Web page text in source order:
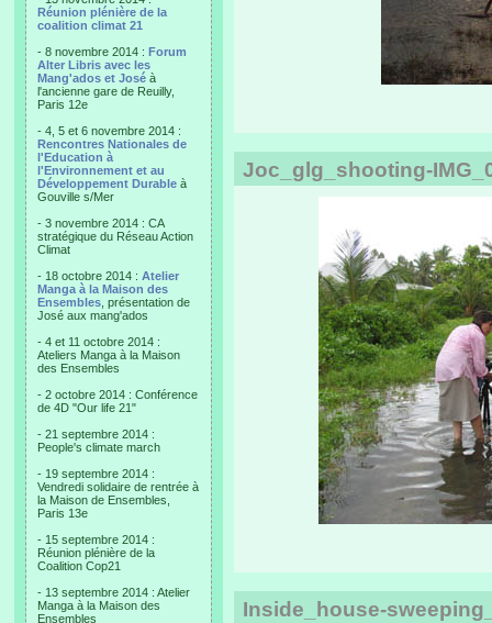
Réunion plénière de la
coalition climat 21
- 8 novembre 2014 : Forum
Alter Libris avec les
Mang'ados et José à
l'ancienne gare de Reuilly,
Paris 12e
- 4, 5 et 6 novembre 2014 :
Rencontres Nationales de
l'Education à
l'Environnement et au
Développement Durable à
Gouville s/Mer
- 3 novembre 2014 : CA
stratégique du Réseau Action
Climat
- 18 octobre 2014 : Atelier
Manga à la Maison des
Ensembles , présentation de
José aux mang'ados
- 4 et 11 octobre 2014 :
Ateliers Manga à la Maison
des Ensembles
- 2 octobre 2014 : Conférence
de 4D "Our life 21"
- 21 septembre 2014 :
People's climate march
- 19 septembre 2014 :
Vendredi solidaire de rentrée à
la Maison de Ensembles,
Paris 13e
- 15 septembre 2014 :
Réunion plénière de la
Coalition Cop21
- 13 septembre 2014 : Atelier
Manga à la Maison des
Ensembles
Joc_glg_shooting-
Inside_house-